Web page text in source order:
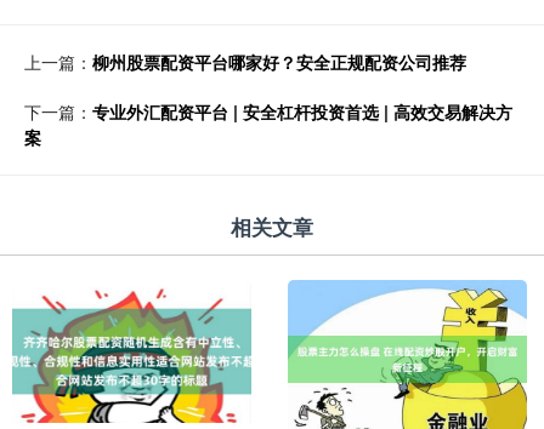
上一篇： 柳州股票配资平台哪家好？安全正规配资公司推荐
下一篇： 专业外汇配资平台 | 安全杠杆投资首选 | 高效交易解决方
案
相关文章